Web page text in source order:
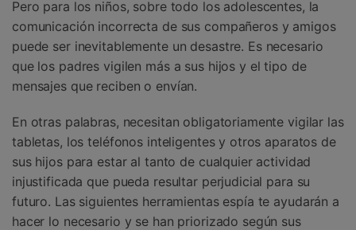
Pero para los niños, sobre todo los adolescentes, la
comunicación incorrecta de sus compañeros y amigos
puede ser inevitablemente un desastre. Es necesario
que los padres vigilen más a sus hijos y el tipo de
mensajes que reciben o envían.
En otras palabras, necesitan obligatoriamente vigilar las
tabletas, los teléfonos inteligentes y otros aparatos de
sus hijos para estar al tanto de cualquier actividad
injustificada que pueda resultar perjudicial para su
futuro. Las siguientes herramientas espía te ayudarán a
hacer lo necesario y se han priorizado según sus